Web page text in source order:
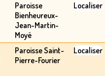
Paroisse
Bienheureux-
Jean-Martin-
Moyë
Localiser
Paroisse Saint-
Pierre-Fourier
Localiser